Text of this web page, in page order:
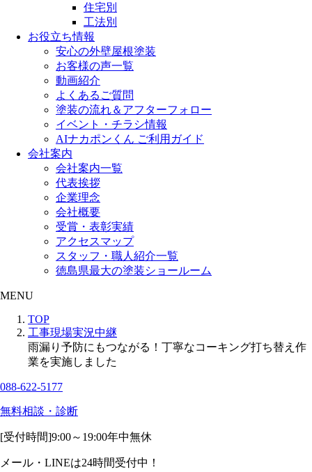
住宅別
工法別
お役立ち情報
安心の外壁屋根塗装
お客様の声一覧
動画紹介
よくあるご質問
塗装の流れ＆アフターフォロー
イベント・チラシ情報
AIナカポンくん ご利用ガイド
会社案内
会社案内一覧
代表挨拶
企業理念
会社概要
受賞・表彰実績
アクセスマップ
スタッフ・職人紹介一覧
徳島県最大の塗装ショールーム
MENU
TOP
工事現場実況中継
雨漏り予防にもつながる！丁寧なコーキング打ち替え作
業を実施しました
088-622-5177
無料相談・診断
[受付時間]9:00～19:00年中無休
メール・LINEは24時間受付中！